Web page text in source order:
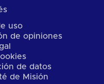
uso
de opiniones
de datos
de Misión